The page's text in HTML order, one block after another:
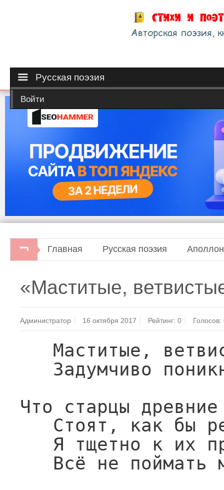
Русская поэзия
Войти
Главная Русская поэзия
«Маститые,
Администратор 16 октября 2017 Рейтинг:0 Голосов:
Маститые,
Задумчиво
Что старцы
Стоят, как бы
Я тщетно к их
Всё не поймать